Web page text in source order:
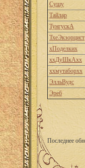
Сушу
Тайлар
ТунгускА
ТхеЭкзорцист
хПоделких
ххДуШкАхх
ххмутаборхх
ЭлльВудс
Эреб
Последнее